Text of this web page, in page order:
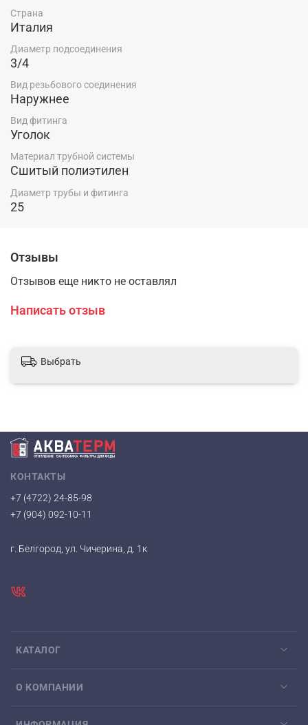
надёжность соединений системы, потому что имеют
полный упорный буртик.
Страна
Италия
Диаметр подсоединения
3/4
Вид резьбового соединения
Наружнее
Вид фитинга
Уголок
Материал трубной системы
Сшитый полиэтилен
Диаметр трубы и фитинга
25
Отзывы
Отзывов еще никто не оставлял
Написать отзыв
Выбрать
КАТАЛОГ
О КОМПАНИИ
КОНТАКТЫ
+7 (4722) 24-85-98
+7 (904) 092-10-11
г. Белгород, ул. Чичерина, д. 1к